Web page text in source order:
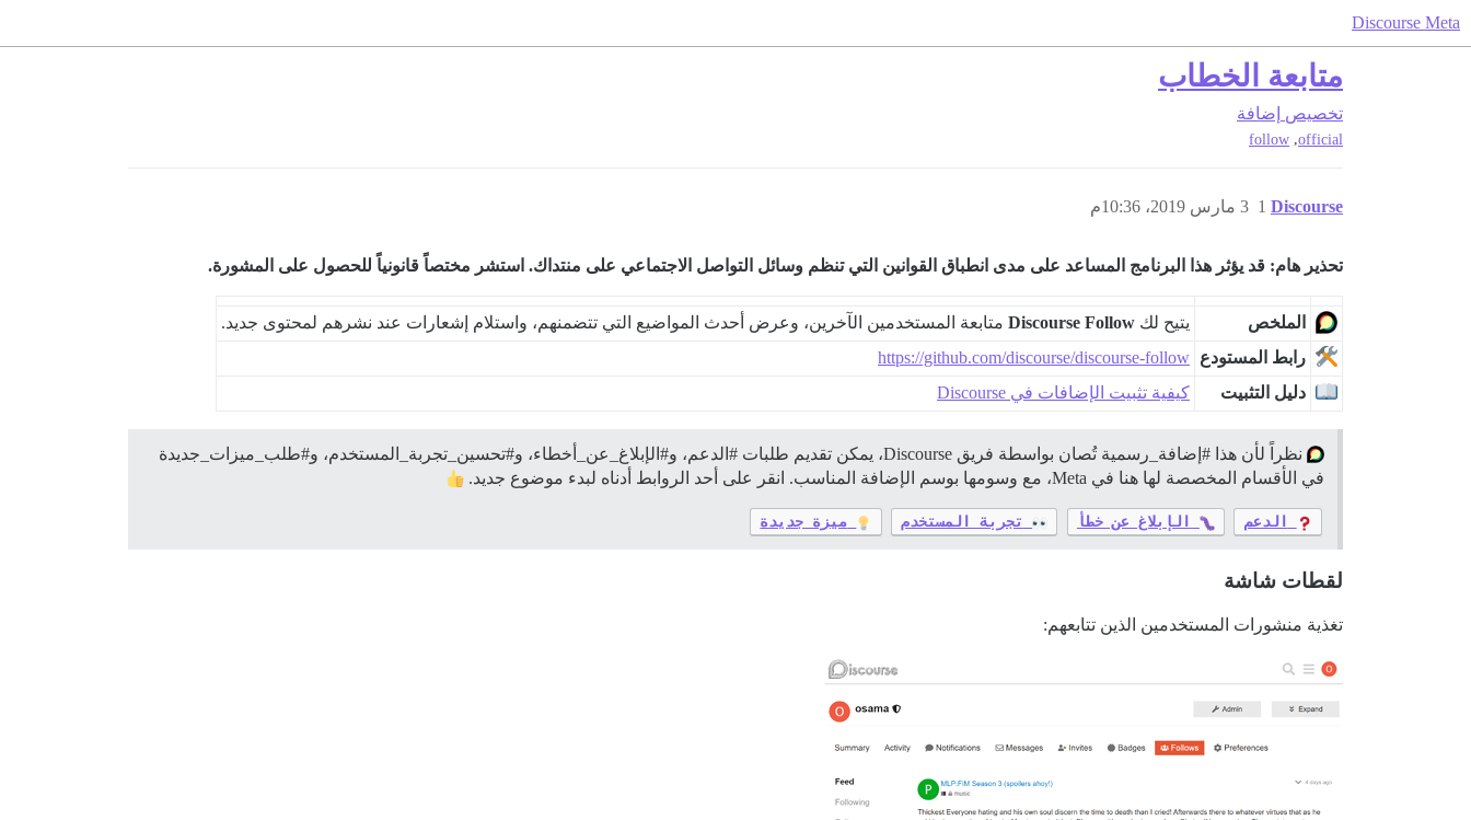
Discourse Meta
متابعة الخطاب
تخصيص إضافة
official
,
follow
Discourse 3 مارس 2019، 10:36م 1
تحذير هام: قد يؤثر هذا البرنامج المساعد على مدى انطباق القوانين التي تنظم وسائل التواصل الاجتماعي على منتداك. استشر مختصاً قانونياً للحصول على المشورة.
الملخص يتيح لك Discourse Follow متابعة المستخدمين الآخرين، وعرض أحدث المواضيع التي تتضمنهم، واستلام إشعارات عند نشرهم لمحتوى جديد.
رابط المستودع https://github.com/discourse/discourse-follow
دليل التثبيت
كيفية تثبيت الإضافات في Discourse
نظراً لأن هذا #إضافة_رسمية تُصان بواسطة فريق Discourse، يمكن تقديم طلبات #الدعم، و#الإبلاغ_عن_أخطاء، و#تحسين_تجربة_المستخدم، و#طلب_ميزات_جديدة
في الأقسام المخصصة لها هنا في Meta، مع وسومها بوسم الإضافة المناسب. انقر على أحد الروابط أدناه لبدء موضوع جديد.
الدعم الإبلاغ عن خطأ تجربة المستخدم ميزة جديدة
لقطات شاشة
تغذية منشورات المستخدمين الذين تتابعهم: